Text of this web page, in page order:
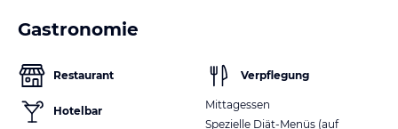
Gastronomie
Restaurant
Hotelbar
Verpflegung
Mittagessen
Spezielle Diät-Menüs (auf